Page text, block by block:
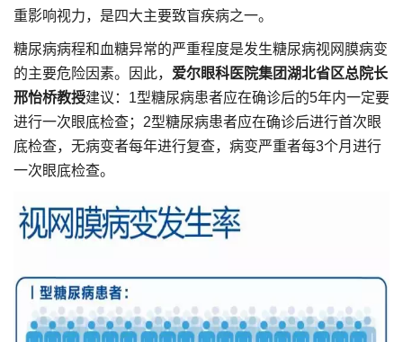
重影响视力，是四大主要致盲疾病之一。
糖尿病病程和血糖异常的严重程度是发生糖尿病视网膜病变
的主要危险因素。因此， 爱尔眼科医院集团湖北省区总院长
邢怡桥教授建议：1型糖尿病患者应在确诊后的5年内一定要
进行一次眼底检查；2型糖尿病患者应在确诊后进行首次眼
底检查，无病变者每年进行复查，病变严重者每3个月进行
一次眼底检查。